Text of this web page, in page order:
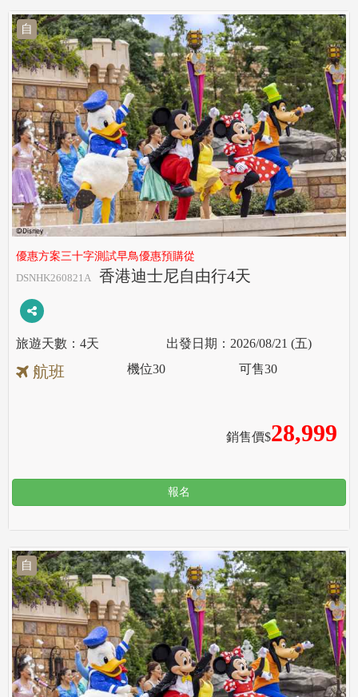
自
優惠方案三十字測試早鳥優惠預購從
DSNHK260821A
香港迪士尼自由行4天
4天 2026/08/21 (五)
航班
銷售價$28,999
機位30 可售30
報名
自